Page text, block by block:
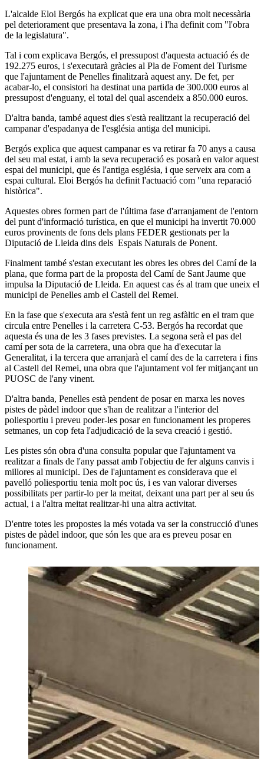
L'alcalde Eloi Bergós ha explicat que era una obra molt necessària
pel deteriorament que presentava la zona, i l'ha definit com "l'obra
de la legislatura".
Tal i com explicava Bergós, el pressupost d'aquesta actuació és de
192.275 euros, i s'executarà gràcies al Pla de Foment del Turisme
que l'ajuntament de Penelles finalitzarà aquest any. De fet, per
acabar-lo, el consistori ha destinat una partida de 300.000 euros al
pressupost d'enguany, el total del qual ascendeix a 850.000 euros.
D'altra banda, també aquest dies s'està realitzant la recuperació del
campanar d'espadanya de l'església antiga del municipi.
Bergós explica que aquest campanar es va retirar fa 70 anys a causa
del seu mal estat, i amb la seva recuperació es posarà en valor aquest
espai del municipi, que és l'antiga església, i que serveix ara com a
espai cultural. Eloi Bergós ha definit l'actuació com "una reparació
històrica".
Aquestes obres formen part de l'última fase d'arranjament de l'entorn
del punt d'informació turística, en que el municipi ha invertit 70.000
euros provinents de fons dels plans FEDER gestionats per la
Diputació de Lleida dins dels Espais Naturals de Ponent.
Finalment també s'estan executant les obres les obres del Camí de la
plana, que forma part de la proposta del Camí de Sant Jaume que
impulsa la Diputació de Lleida. En aquest cas és al tram que uneix el
municipi de Penelles amb el Castell del Remei.
En la fase que s'executa ara s'està fent un reg asfàltic en el tram que
circula entre Penelles i la carretera C-53. Bergós ha recordat que
aquesta és una de les 3 fases previstes. La segona serà el pas del
camí per sota de la carretera, una obra que ha d'executar la
Generalitat, i la tercera que arranjarà el camí des de la carretera i fins
al Castell del Remei, una obra que l'ajuntament vol fer mitjançant un
PUOSC de l'any vinent.
D'altra banda, Penelles està pendent de posar en marxa les noves
pistes de pàdel indoor que s'han de realitzar a l'interior del
poliesportiu i preveu poder-les posar en funcionament les properes
setmanes, un cop feta l'adjudicació de la seva creació i gestió.
Les pistes són obra d'una consulta popular que l'ajuntament va
realitzar a finals de l'any passat amb l'objectiu de fer alguns canvis i
millores al municipi. Des de l'ajuntament es considerava que el
pavelló poliesportiu tenia molt poc ús, i es van valorar diverses
possibilitats per partir-lo per la meitat, deixant una part per al seu ús
actual, i a l'altra meitat realitzar-hi una altra activitat.
D'entre totes les propostes la més votada va ser la construcció d'unes
pistes de pàdel indoor, que són les que ara es preveu posar en
funcionament.